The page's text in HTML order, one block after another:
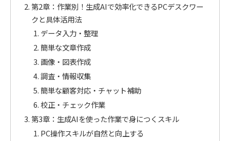
第2章：作業別！生成AIで効率化できるPCデスクワー
クと具体活用法
データ入力・整理
簡単な文章作成
画像・図表作成
調査・情報収集
簡単な顧客対応・チャット補助
校正・チェック作業
第3章：生成AIを使った作業で身につくスキル
PC操作スキルが自然と向上する